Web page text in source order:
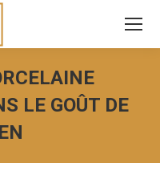
LE GOÛT DE
êtes ici :